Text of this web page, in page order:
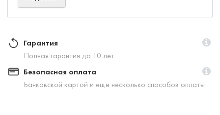
Гарантия
Полная гарантия до 10 лет
Безопасная оплата
Банковской картой и еще несколько способов оплаты